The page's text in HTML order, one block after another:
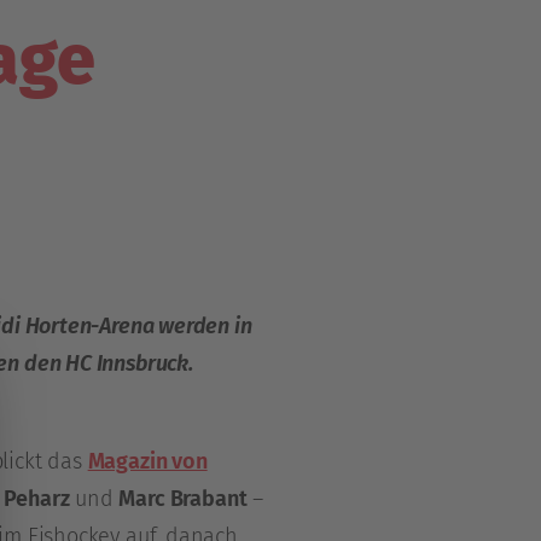
Horten-Arena werden in
den HC Innsbruck.
das Magazin von
Peharzund Marc Brabant–